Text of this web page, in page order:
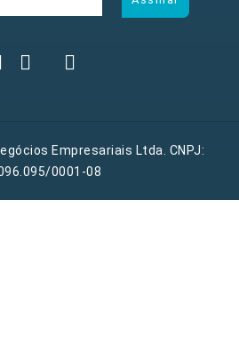
Empresariais Ltda. CNPJ:
0001-08